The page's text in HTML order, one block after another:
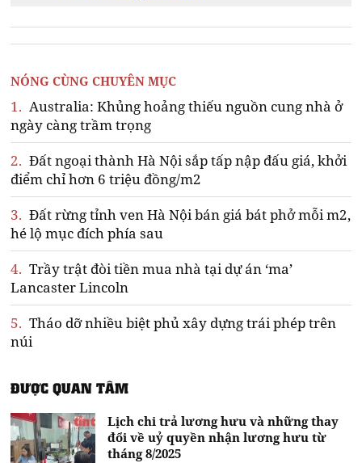
NÓNG CÙNG CHUYÊN MỤC
1. Australia: Khủng hoảng thiếu nguồn cung nhà ở
ngày càng trầm trọng
2. Đất ngoại thành Hà Nội sắp tấp nập đấu giá, khởi
điểm chỉ hơn 6 triệu đồng/m2
3. Đất rừng tỉnh ven Hà Nội bán giá bát phở mỗi m2,
hé lộ mục đích phía sau
4. Trầy trật đòi tiền mua nhà tại dự án ‘ma’
Lancaster Lincoln
5. Tháo dỡ nhiều biệt phủ xây dựng trái phép trên
núi
ĐƯỢC QUAN TÂM
Lịch chi trả lương hưu và những thay
đổi về uỷ quyền nhận lương hưu từ
tháng 8/2025